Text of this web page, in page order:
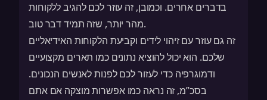
בדברים אחרים. וכמובן, זה עוזר לכם להגיב ללקוחות
מהר יותר, שזה תמיד דבר טוב.
זה גם עוזר עםזיהוי לידים וקביעת הלקוחות האידיאליים
שלכם. הוא יכול להוציא נתונים כמו תארים מקצועיים
ודמוגרפיה כדי לעזור לכם לפנות לאנשים הנכונים.
בסכ”מ, זה נראה כמו אפשרות מוצקה אם אתם